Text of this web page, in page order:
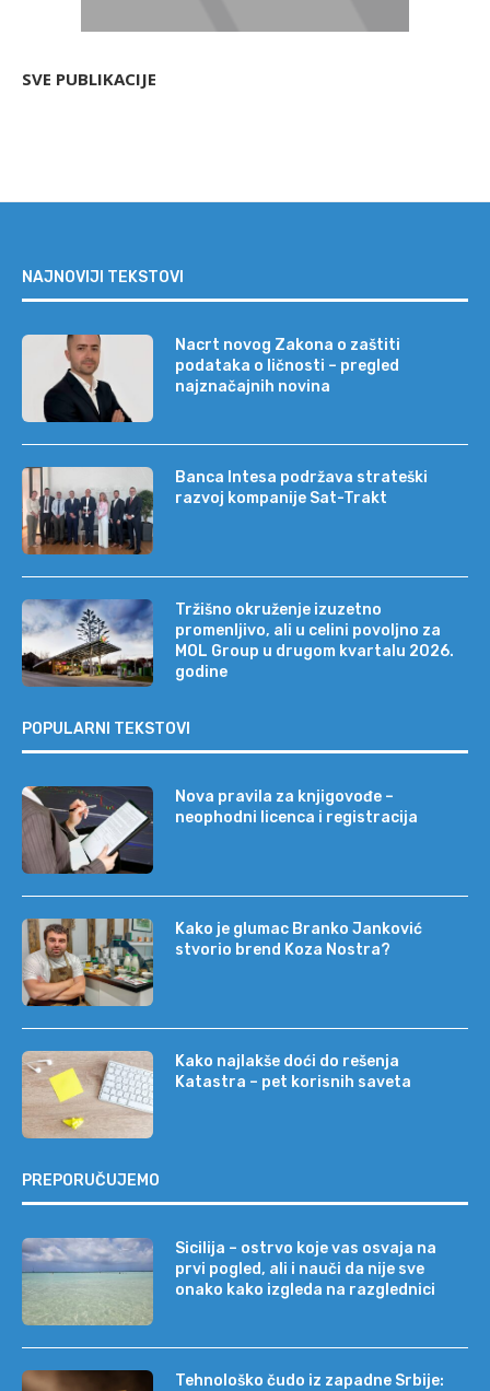
SVE PUBLIKACIJE
NAJNOVIJI TEKSTOVI
Nacrt novog Zakona o zaštiti
podataka o ličnosti – pregled
najznačajnih novina
Banca Intesa podržava strateški
razvoj kompanije Sat-Trakt
Tržišno okruženje izuzetno
promenljivo, ali u celini povoljno za
MOL Group u drugom kvartalu 2026.
godine
POPULARNI TEKSTOVI
Nova pravila za knjigovođe –
neophodni licenca i registracija
Kako je glumac Branko Janković
stvorio brend Koza Nostra?
Kako najlakše doći do rešenja
Katastra – pet korisnih saveta
PREPORUČUJEMO
Sicilija – ostrvo koje vas osvaja na
prvi pogled, ali i nauči da nije sve
onako kako izgleda na razglednici
Tehnološko čudo iz zapadne Srbije: